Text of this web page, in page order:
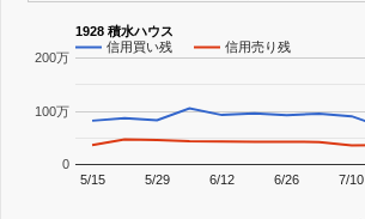
1928 積水ハウス
信用買い残
信用売り残
5/15 5/29 6/12 6/26 7/10
0
100万
200万